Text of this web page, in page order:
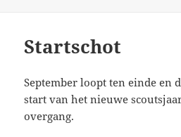
Startschot
September loopt ten einde en
start van het nieuwe
overgang.